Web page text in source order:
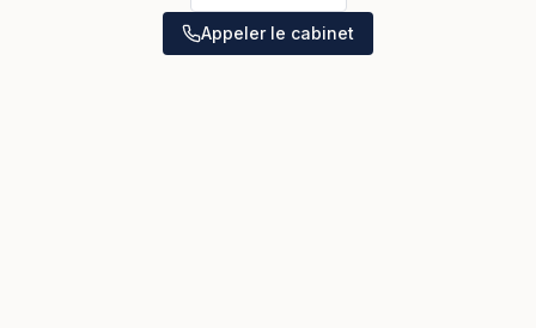
Appeler le cabinet